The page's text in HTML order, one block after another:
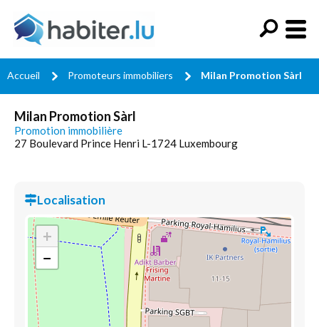
Accueil Promoteurs immobiliers Milan Promotion Sàrl
Milan Promotion Sàrl
Promotion immobilière
27 Boulevard Prince Henri L-1724 Luxembourg
Localisation
+
−